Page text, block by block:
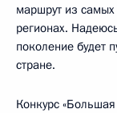
маршрут из самых
регионах.
поколение будет
стране.
Конкурс